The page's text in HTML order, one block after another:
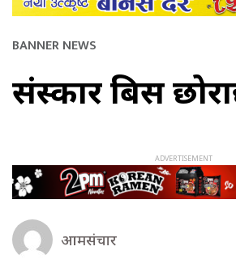
BANNER NEWS
संस्कार बिर्से
आमसंचार